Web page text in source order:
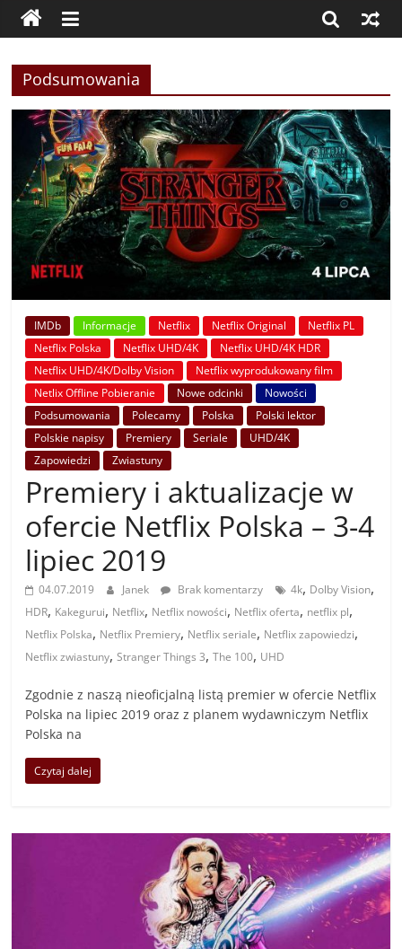
Podsumowania
IMDb Informacje Netflix Netflix Original
Netflix PL
Netflix Polska
Netflix UHD/4K
Netflix UHD/4K HDR
Netflix UHD/4K/Dolby Vision
Netflix wyprodukowany film
Netlix Offline Pobieranie
Nowe odcinki
Nowości
Podsumowania
Polecamy Polska
Polski lektor
Polskie napisy
Premiery Seriale
UHD/4K
Zapowiedzi
Zwiastuny
Premiery i aktualizacje w
ofercie Netflix Polska – 3-4
lipiec 2019
04.07.2019 Janek Brak komentarzy 4k, Dolby Vision,
HDR, Kakegurui, Netflix, Netflix nowości, Netflix oferta, netflix pl,
Netflix Polska, Netflix Premiery, Netflix seriale, Netflix zapowiedzi,
Netflix zwiastuny,Stranger Things 3,The 100, UHD
Zgodnie z naszą nieoficjalną listą premier w ofercie Netflix
Polska na lipiec 2019 oraz z planem wydawniczym Netflix
Polska na
Czytaj dalej